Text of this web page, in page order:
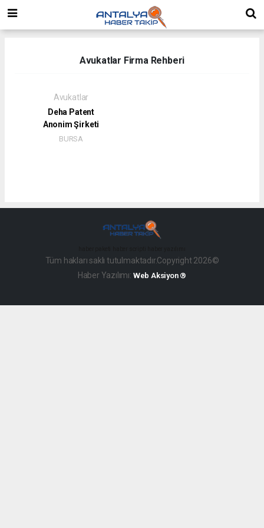
Avukatlar Firma Rehberi
Avukatlar
Deha Patent
Anonim Şirketi
BURSA
Tüm hakları saklı tutulmaktadır.Copyright 2026©
Haber Yazılımı: Web Aksiyon ®